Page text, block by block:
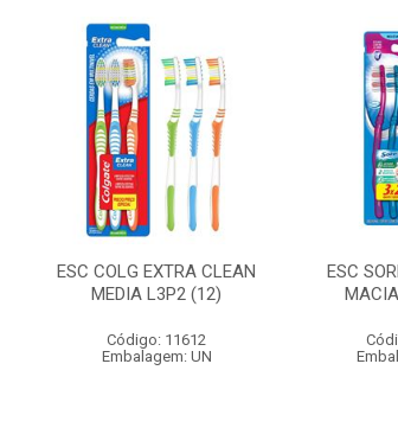
ESC COLG EXTRA CLEAN
MEDIA L3P2 (12)
Código: 11612
Embalagem: UN
ESC